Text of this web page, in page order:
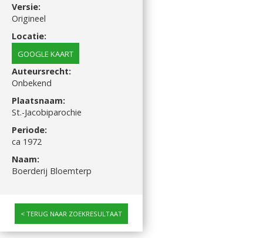
Versie:
Origineel
Locatie:
GOOGLE KAART
Auteursrecht:
Onbekend
Plaatsnaam:
St.-Jacobiparochie
Periode:
ca 1972
Naam:
Boerderij Bloemterp
TERUG NAAR ZOEKRESULTAAT